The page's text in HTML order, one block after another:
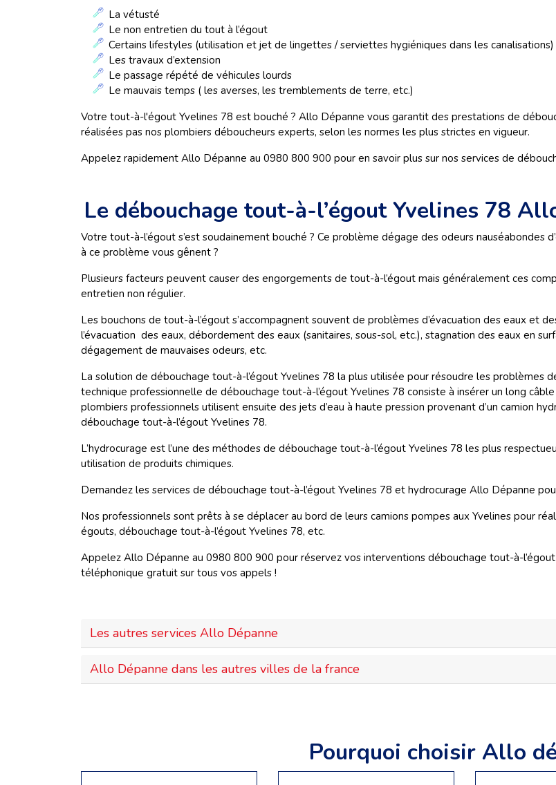
La vétusté
Le non entretien du tout à l’égout
Certains lifestyles (utilisation et jet de lingettes / serviettes hygiéniques dans les canalisations)
Les travaux d’extension
Le passage répété de véhicules lourds
Le mauvais temps ( les averses, les tremblements de terre, etc.)
Votre tout-à-l'égout Yvelines 78 est bouché ? Allo Dépanne vous garantit des prestations de
réalisées pas nos plombiers déboucheurs experts, selon les normes les plus strictes en vigueur.
Appelez rapidement Allo Dépanne au 0980 800 900 pour en savoir plus sur nos services de
Le débouchage tout-à-l’égout Yvelines 78
Votre tout-à-l’égout s’est soudainement bouché ? Ce problème dégage des odeurs nauséabondes
à ce problème vous gênent ?
Plusieurs facteurs peuvent causer des engorgements de tout-à-l’égout mais généralement ces
entretien non régulier.
Les bouchons de tout-à-l’égout s’accompagnent souvent de problèmes d’évacuation des eaux et
l’évacuation des eaux, débordement des eaux (sanitaires, sous-sol, etc.), stagnation des eaux en
dégagement de mauvaises odeurs, etc.
La solution de débouchage tout-à-l’égout Yvelines 78 la plus utilisée pour résoudre les problèmes
technique professionnelle de débouchage tout-à-l’égout Yvelines 78 consiste à insérer un long
plombiers professionnels utilisent ensuite des jets d’eau à haute pression provenant d’un camion
débouchage tout-à-l’égout Yvelines 78.
L’hydrocurage est l’une des méthodes de débouchage tout-à-l’égout Yvelines 78 les plus
utilisation de produits chimiques.
Demandez les services de débouchage tout-à-l’égout Yvelines 78 et hydrocurage Allo Dépanne
Nos professionnels sont prêts à se déplacer au bord de leurs camions pompes aux Yvelines pour
égouts, débouchage tout-à-l’égout Yvelines 78, etc.
Appelez Allo Dépanne au 0980 800 900 pour réservez vos interventions débouchage tout-à-
téléphonique gratuit sur tous vos appels !
Les autres services Allo Dépanne
Allo Dépanne dans les autres villes de la france
Pourquoi choisir Allo